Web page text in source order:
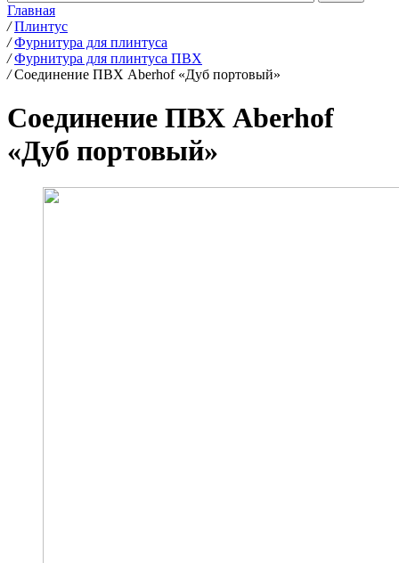
Главная
/ Плинтус
/ Фурнитура для плинтуса
/ Фурнитура для плинтуса ПВХ
/ Соединение ПВХ Aberhof «Дуб портовый»
Соединение ПВХ Aberhof
«Дуб портовый»